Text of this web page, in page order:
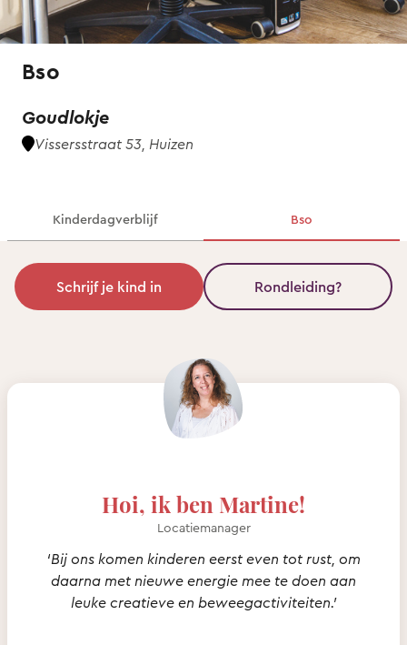
Bso
Goudlokje
Vissersstraat 53, Huizen
Kinderdagverblijf Bso
Schrijf je kind in Rondleiding?
Hoi, ik ben Martine!
Locatiemanager
‘Bij ons komen kinderen eerst even tot rust, om
daarna met nieuwe energie mee te doen aan
leuke creatieve en beweegactiviteiten.’